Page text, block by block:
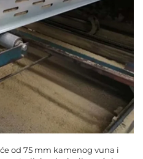
od 75 mm kamenog vuna i